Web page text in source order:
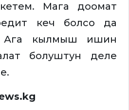
кетем. Мага доомат
кеч болсо да
Ага кылмыш ишин
болуштун деле